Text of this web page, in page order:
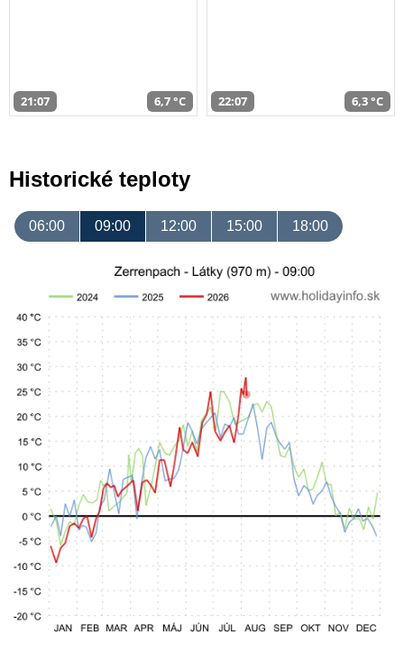
21:07 6,7 °C 22:07 6,3 °C
Historické teploty
06:00 09:00 12:00 15:00 18:00